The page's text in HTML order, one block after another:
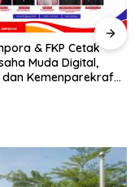
Media Siber
SMSI Pusat Gelar
dengan